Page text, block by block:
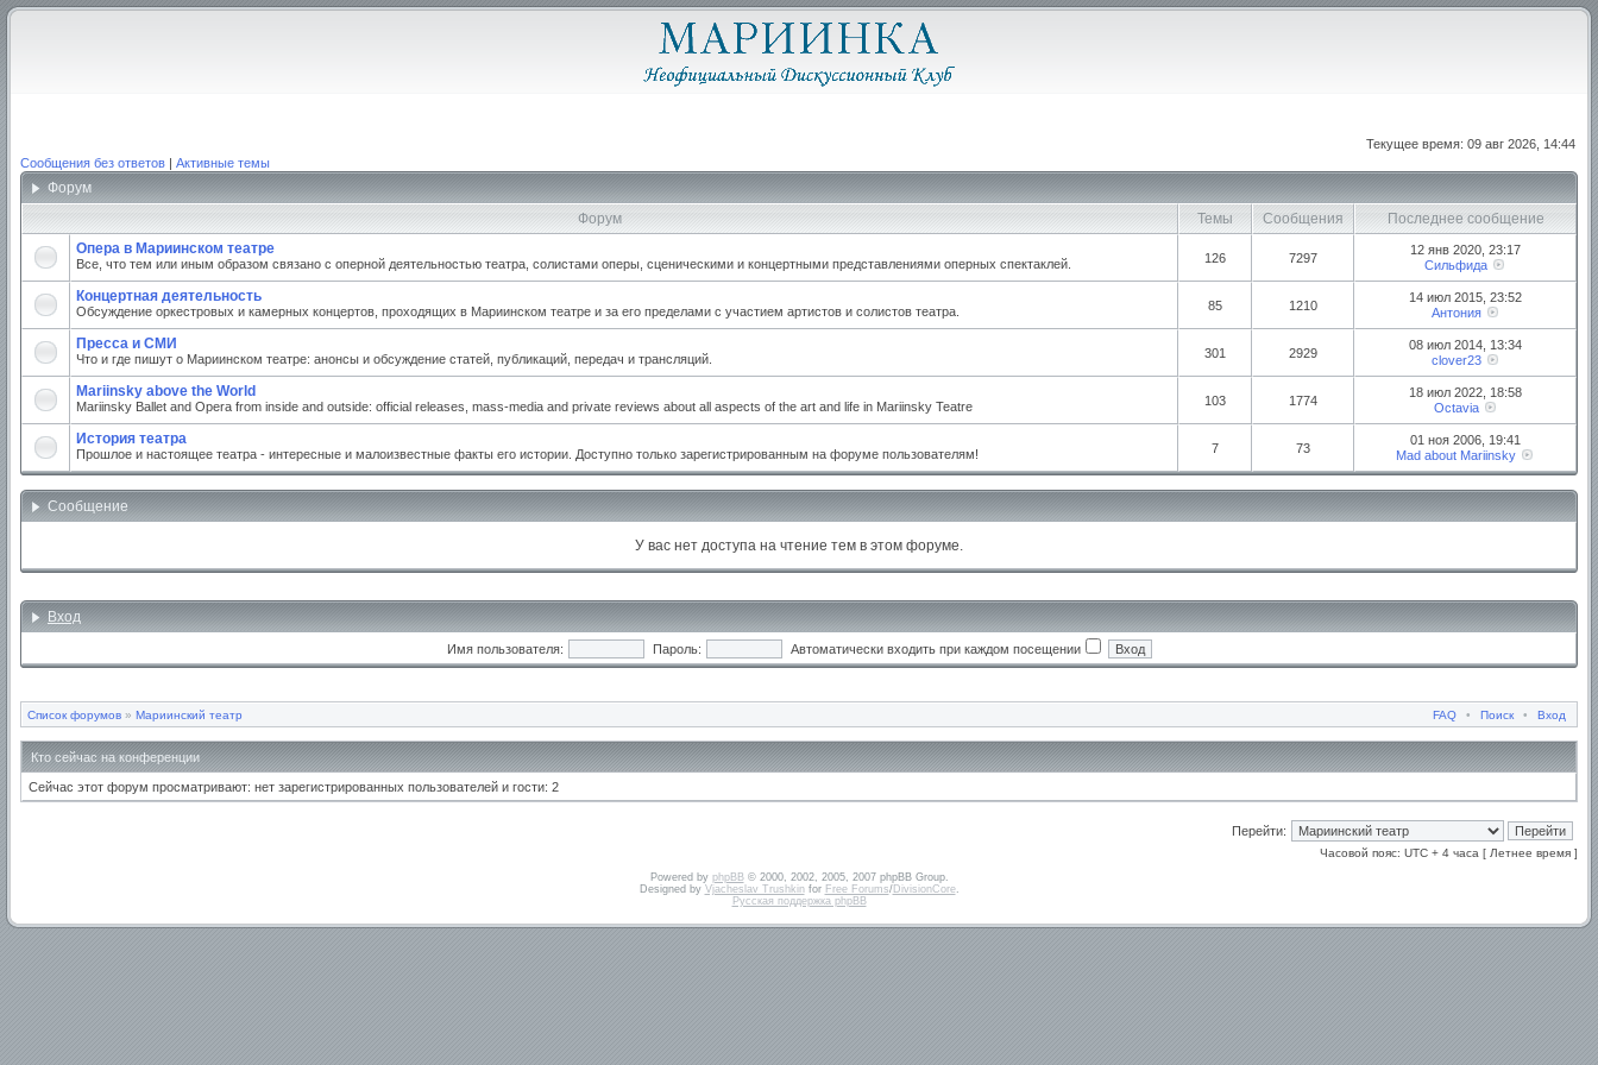
Текущее время: 09 авг 2026, 14:44
Сообщения без ответов | Активные темы
Форум
Форум
Темы Сообщения
Последнее сообщение
Опера в Мариинском театре
Все, что тем или иным образом связано с оперной деятельностью театра, солистами оперы, сценическими и концертными представлениями оперных спектаклей. 126 7297
12 янв 2020, 23:17
Сильфида
Концертная деятельность
Обсуждение оркестровых и камерных концертов, проходящих в Мариинском театре и за его пределами с участием артистов и солистов театра. 85 1210
14 июл 2015, 23:52
Антония
Пресса и СМИ
Что и где пишут о Мариинском театре: анонсы и обсуждение статей, публикаций, передач и трансляций. 301 2929
08 июл 2014, 13:34
clover23
Mariinsky above the World
Mariinsky Ballet and Opera from inside and outside: official releases, mass-media and private reviews about all aspects of the art and life in Mariinsky Teatre 103 1774
18 июл 2022, 18:58
Octavia
История театра
Прошлое и настоящее театра - интересные и малоизвестные факты его истории. Доступно только зарегистрированным на форуме пользователям! 7 73
01 ноя 2006, 19:41
Mad about Mariinsky
Сообщение
У вас нет доступа на чтение тем в этом форуме.
Вход
Имя пользователя: Пароль: Автоматически входить при каждом посещении
Список форумов » Мариинский театр FAQ • Поиск • Вход
Кто сейчас на конференции
Сейчас этот форум просматривают: нет зарегистрированных пользователей и гости: 2
Перейти:
Часовой пояс: UTC + 4 часа [ Летнее время ]
Powered by phpBB© 2000, 2002, 2005, 2007 phpBB Group.
Designed by Vjacheslav Trushkinfor Free Forums/DivisionCore.
Русская поддержка phpBB